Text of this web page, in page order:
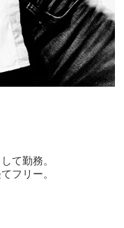
て勤務。
フリー。